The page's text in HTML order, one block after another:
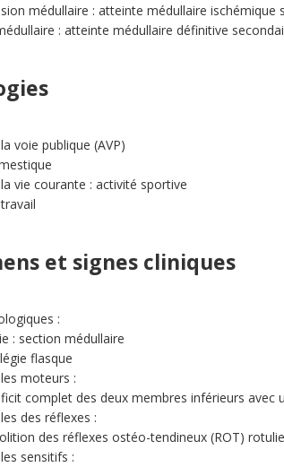
médullaire : atteinte médullaire
: atteinte médullaire définitive
voie publique (AVP)
vie courante : activité sportive
et signes cliniques
:
: section médullaire
flasque
moteurs :
complet des deux membres inférieurs avec
des réflexes :
des réflexes ostéo-tendineux (ROT)
sensitifs :